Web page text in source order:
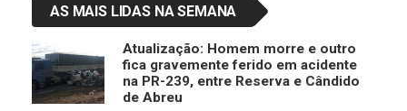
AS MAIS LIDAS NA SEMANA
Atualização: Homem morre e outro
fica gravemente ferido em acidente
na PR-239, entre Reserva e Cândido
de Abreu